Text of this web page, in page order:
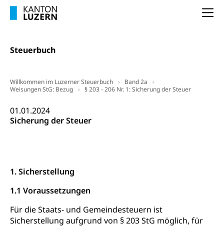
Steuerbuch
Willkommen im Luzerner Steuerbuch
Band 2a
Weisungen StG: Bezug
§ 203 - 206 Nr. 1: Sicherung der Steuer
01.01.2024
Sicherung der Steuer
1. Sicherstellung
1.1 Voraussetzungen
Für die Staats- und Gemeindesteuern ist
Sicherstellung aufgrund von § 203 StG möglich, für